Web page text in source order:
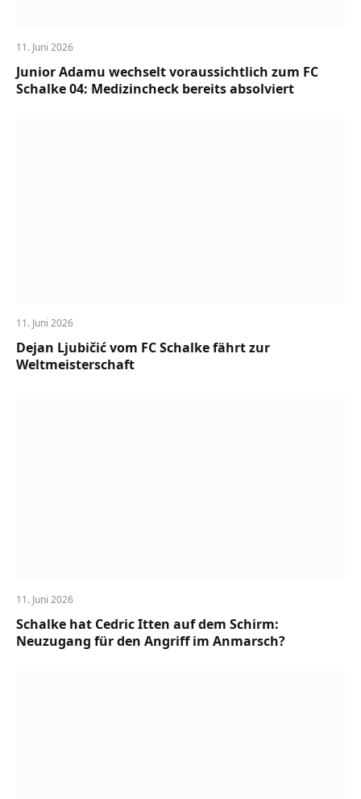
11. Juni 2026
Junior Adamu wechselt voraussichtlich zum FC
Schalke 04: Medizincheck bereits absolviert
11. Juni 2026
Dejan Ljubičić vom FC Schalke fährt zur
Weltmeisterschaft
11. Juni 2026
Schalke hat Cedric Itten auf dem Schirm:
Neuzugang für den Angriff im Anmarsch?